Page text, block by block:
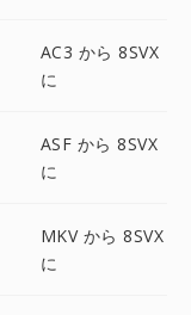
AC3 から 8SVX
に
ASF から 8SVX
に
MKV から 8SVX
に